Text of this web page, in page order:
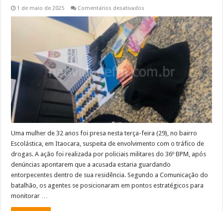
1 de maio de 2025 Comentários desativados
é
presa
por
tráfico
em
Itaocara
Uma mulher de 32 anos foi presa nesta terça-feira (29), no bairro
Escolástica, em Itaocara, suspeita de envolvimento com o tráfico de
drogas. A ação foi realizada por policiais militares do 36º BPM, após
denúncias apontarem que a acusada estaria guardando
entorpecentes dentro de sua residência. Segundo a Comunicação do
batalhão, os agentes se posicionaram em pontos estratégicos para
monitorar …